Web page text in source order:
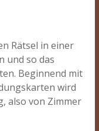
Rätsel in einer
und so das
Beginnend mit
wird
also von Zimmer